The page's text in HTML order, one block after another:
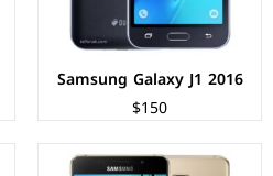
Samsung Galaxy J1 2016
$150
عرض المواصفات ←